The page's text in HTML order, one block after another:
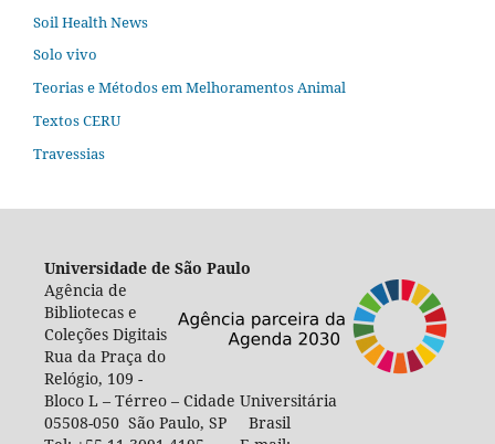
Soil Health News
Solo vivo
Teorias e Métodos em Melhoramentos Animal
Textos CERU
Travessias
Universidade de São Paulo
Agência de
Bibliotecas e
Coleções Digitais
Rua da Praça do
Relógio, 109 -
Bloco L – Térreo – Cidade Universitária
05508-050 São Paulo, SP Brasil